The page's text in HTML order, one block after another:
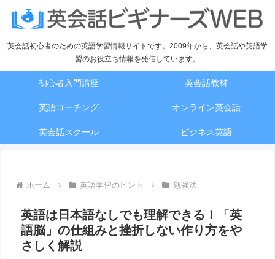
英会話初心者のための英語学習情報サイトです。2009年から、英会話や英語学
習のお役立ち情報を発信しています。
初心者入門講座 英会話教材
英語コーチング オンライン英会話
英会話スクール ビジネス英語
ホーム 英語学習のヒント 勉強法
英語は日本語なしでも理解できる！「英
語脳」の仕組みと挫折しない作り方をや
さしく解説